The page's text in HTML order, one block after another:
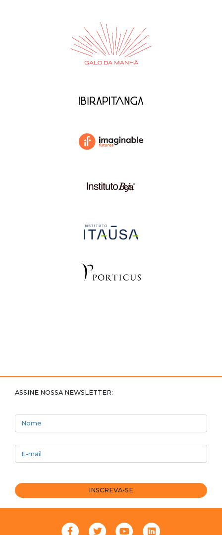
ASSINE NOSSA NEWSLETTER:
INSCREVA-SE